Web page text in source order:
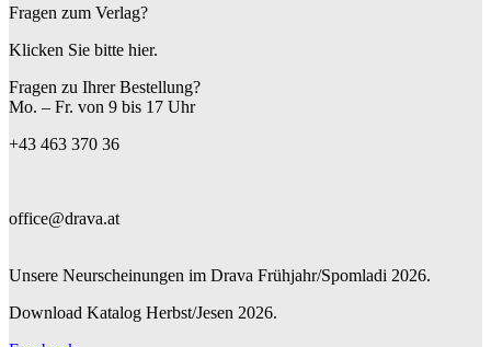
Fragen zum Verlag?
Klicken Sie bitte hier.
Fragen zu Ihrer Bestellung?
Mo. – Fr. von 9 bis 17 Uhr
+43 463 370 36
office@drava.at
Unsere Neurscheinungen im Drava Frühjahr/Spomladi 2026.
Download Katalog Herbst/Jesen 2026.